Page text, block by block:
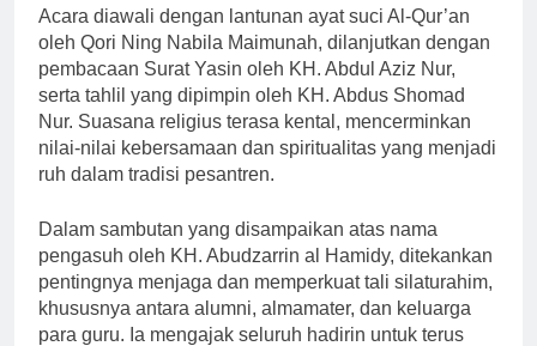
Acara diawali dengan lantunan ayat suci Al-Qur’an
oleh Qori Ning Nabila Maimunah, dilanjutkan dengan
pembacaan Surat Yasin oleh KH. Abdul Aziz Nur,
serta tahlil yang dipimpin oleh KH. Abdus Shomad
Nur. Suasana religius terasa kental, mencerminkan
nilai-nilai kebersamaan dan spiritualitas yang menjadi
ruh dalam tradisi pesantren.
Dalam sambutan yang disampaikan atas nama
pengasuh oleh KH. Abudzarrin al Hamidy, ditekankan
pentingnya menjaga dan memperkuat tali silaturahim,
khususnya antara alumni, almamater, dan keluarga
para guru. Ia mengajak seluruh hadirin untuk terus